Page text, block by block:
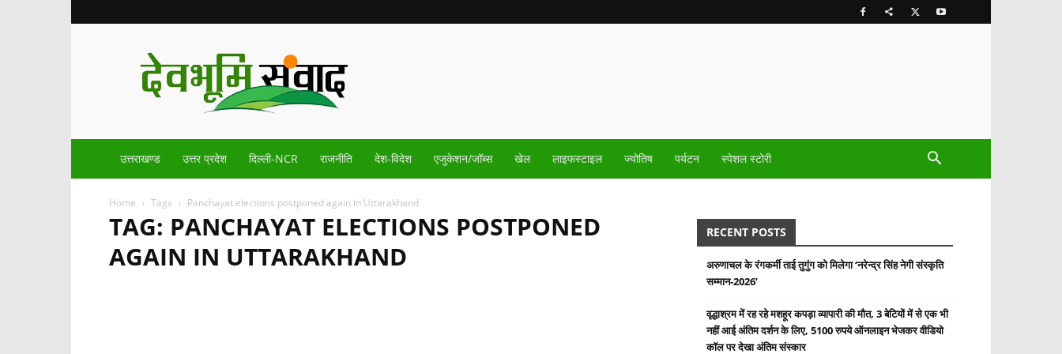
Devbhoomisamvad.com
उत्तराखण्ड उत्तर प्रदेश दिल्ली-NCR राजनीति देश-विदेश एजुकेशन/जॉब्स खेल लाइफस्टाइल ज्योतिष पर्यटन स्पेशल स्टोरी
Home Tags Panchayat elections postponed again in Uttarakhand
TAG: PANCHAYAT ELECTIONS POSTPONED
AGAIN IN UTTARAKHAND
RECENT POSTS
अरुणाचल के रंगकर्मी ताई तुगुंग को मिलेगा ‘नरेन्द्र सिंह नेगी संस्कृति
सम्मान-2026’
वृद्धाश्रम में रह रहे मशहूर कपड़ा व्यापारी की मौत, 3 बेटियों में से एक भी
नहीं आई अंतिम दर्शन के लिए, 5100 रुपये ऑनलाइन भेजकर वीडियो
कॉल पर देखा अंतिम संस्कार